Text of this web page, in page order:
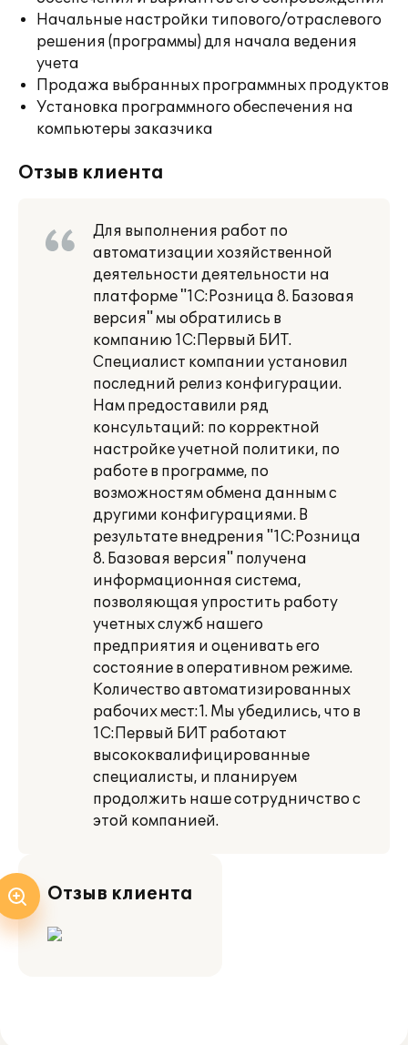
Начальные настройки типового/отраслевого
решения (программы) для начала ведения
учета
Продажа выбранных программных продуктов
Установка программного обеспечения на
компьютеры заказчика
Отзыв клиента
Для выполнения работ по
автоматизации хозяйственной
деятельности деятельности на
платформе "1С:Розница 8. Базовая
версия" мы обратились в
компанию 1С:Первый БИТ.
Специалист компании установил
последний релиз конфигурации.
Нам предоставили ряд
консультаций: по корректной
настройке учетной политики, по
работе в программе, по
возможностям обмена данным с
другими конфигурациями. В
результате внедрения "1С:Розница
8. Базовая версия" получена
информационная система,
позволяющая упростить работу
учетных служб нашего
предприятия и оценивать его
состояние в оперативном режиме.
Количество автоматизированных
рабочих мест:1. Мы убедились, что в
1С:Первый БИТ работают
высококвалифицированные
специалисты, и планируем
продолжить наше сотрудничство с
этой компанией.
Отзыв клиента